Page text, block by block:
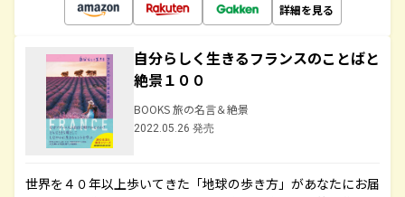
詳細を見る
自分らしく生きるフランスのことばと
絶景１００
BOOKS 旅の名言＆絶景
2022.05.26 発売
世界を４０年以上歩いてきた「地球の歩き方」があなたにお届